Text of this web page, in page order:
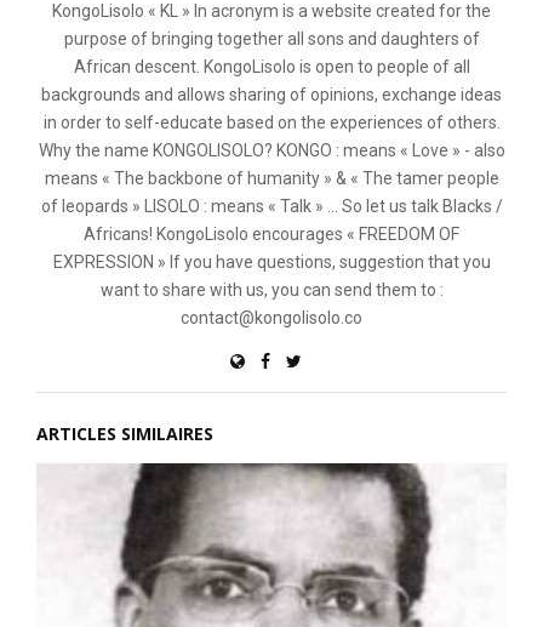
KongoLisolo « KL » In acronym is a website created for the
purpose of bringing together all sons and daughters of
African descent. KongoLisolo is open to people of all
backgrounds and allows sharing of opinions, exchange ideas
in order to self-educate based on the experiences of others.
Why the name KONGOLISOLO? KONGO : means « Love » - also
means « The backbone of humanity » & « The tamer people
of leopards » LISOLO : means « Talk » ... So let us talk Blacks /
Africans! KongoLisolo encourages « FREEDOM OF
EXPRESSION » If you have questions, suggestion that you
want to share with us, you can send them to :
contact@kongolisolo.co
ARTICLES SIMILAIRES